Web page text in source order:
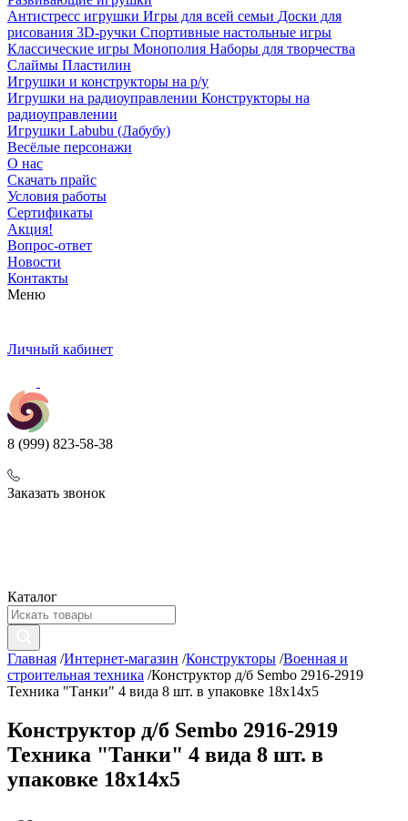
Антистресс игрушки Игры для всей семьи Доски для
рисования 3D-ручки Спортивные настольные игры
Классические игры Монополия Наборы для творчества
Слаймы Пластилин
Игрушки и конструкторы на р/у
Игрушки на радиоуправлении Конструкторы на
радиоуправлении
Игрушки Labubu (Лабубу)
Весёлые персонажи
О нас
Скачать прайс
Условия работы
Сертификаты
Акция!
Вопрос-ответ
Новости
Контакты
Меню
Личный кабинет
8 (999) 823-58-38
Заказать звонок
Каталог
Главная /Интернет-магазин /Конструкторы /Военная и
строительная техника /Конструктор д/б Sembo 2916-2919
Техника "Танки" 4 вида 8 шт. в упаковке 18х14х5
Конструктор д/б Sembo 2916-2919
Техника "Танки" 4 вида 8 шт. в
упаковке 18х14х5